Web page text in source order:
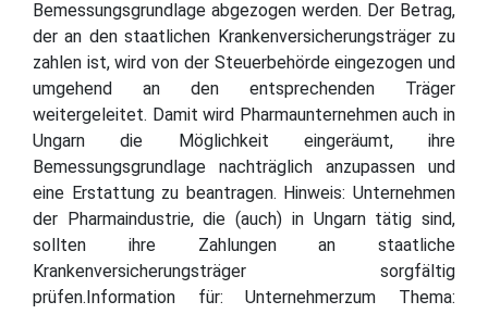
Bemessungsgrundlage abgezogen werden. Der Betrag,
der an den staatlichen Krankenversicherungsträger zu
zahlen ist, wird von der Steuerbehörde eingezogen und
umgehend an den entsprechenden Träger
weitergeleitet. Damit wird Pharmaunternehmen auch in
Ungarn die Möglichkeit eingeräumt, ihre
Bemessungsgrundlage nachträglich anzupassen und
eine Erstattung zu beantragen. Hinweis: Unternehmen
der Pharmaindustrie, die (auch) in Ungarn tätig sind,
sollten ihre Zahlungen an staatliche
Krankenversicherungsträger sorgfältig
prüfen.Information für: Unternehmerzum Thema: